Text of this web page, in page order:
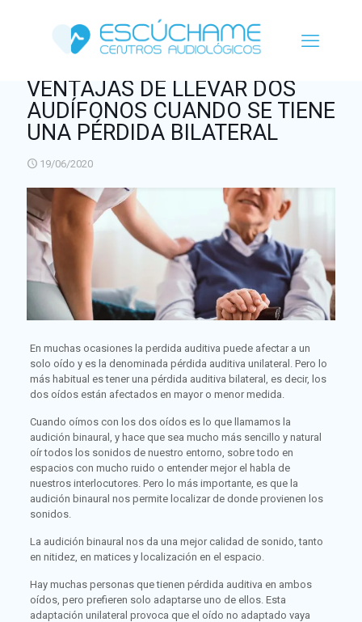
VENTAJAS DE LLEVAR DOS
AUDÍFONOS CUANDO SE TIENE
UNA PÉRDIDA BILATERAL
19/06/2020
En muchas ocasiones la perdida auditiva puede afectar a un
solo oído y es la denominada pérdida auditiva unilateral. Pero lo
más habitual es tener una pérdida auditiva bilateral, es decir, los
dos oídos están afectados en mayor o menor medida.
Cuando oímos con los dos oídos es lo que llamamos la
audición binaural, y hace que sea mucho más sencillo y natural
oír todos los sonidos de nuestro entorno, sobre todo en
espacios con mucho ruido o entender mejor el habla de
nuestros interlocutores. Pero lo más importante, es que la
audición binaural nos permite localizar de donde provienen los
sonidos.
La audición binaural nos da una mejor calidad de sonido, tanto
en nitidez, en matices y localización en el espacio.
Hay muchas personas que tienen pérdida auditiva en ambos
oídos, pero prefieren solo adaptarse uno de ellos. Esta
adaptación unilateral provoca que el oído no adaptado vaya